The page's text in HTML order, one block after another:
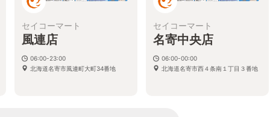
セイコーマート
風連店
06:00-23:00
北海道名寄市風連町大町34番地
セイコーマート
名寄中央店
06:00-00:00
北海道名寄市西４条南１丁目３番地